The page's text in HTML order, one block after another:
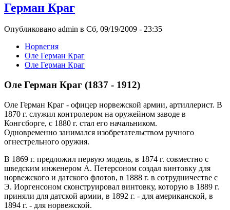
Герман Краг
Опубликовано admin в Сб, 09/19/2009 - 23:35
Норвегия
Оле Герман Краг
Оле Герман Краг
Оле Герман Краг (1837 - 1912)
Оле Герман Краг - офицер норвежской армии, артиллерист. В
1870 г. служил контролером на оружейном заводе в
Конгсборге, с 1880 г. стал его начальником.
Одновременно занимался изобретательством ручного
огнестрельного оружия.
В 1869 г. предложил первую модель, в 1874 г. совместно с
шведским инженером А. Петерсоном создал винтовку для
норвежского и датского флотов, в 1888 г. в сотрудничестве с
Э. Иоргенсоном сконструировал винтовку, которую в 1889 г.
приняли для датской армии, в 1892 г. - для американской, в
1894 г. - для норвежской.